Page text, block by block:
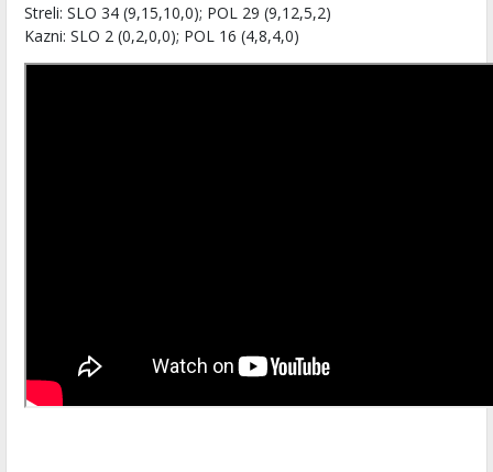
Streli: SLO 34 (9,15,10,0); POL 29 (9,12,5,2)
Kazni: SLO 2 (0,2,0,0); POL 16 (4,8,4,0)